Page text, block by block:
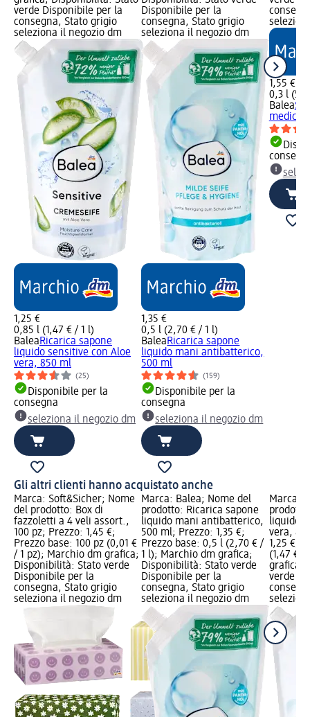
verde Disponibile per la
consegna, Stato grigio
seleziona il negozio dm
1,25 €
0,85 l (1,47 € / 1 l)
BaleaRicarica sapone
liquido sensitive con Aloe
vera, 850 ml
(25)
Disponibile per la
consegna
seleziona il negozio dm
Disponibile per la
consegna, Stato grigio
seleziona il negozio dm
1,35 €
0,5 l (2,70 € / 1 l)
BaleaRicarica sapone
liquido mani antibatterico,
500 ml
(159)
Disponibile per la
consegna
seleziona il negozio dm
1,55 €
0,3 l
Balea
Gli altri clienti hanno acquistato anche
Marca: Soft&Sicher; Nome
del prodotto: Box di
fazzoletti a 4 veli assort.,
100 pz; Prezzo: 1,45 €;
Prezzo base: 100 pz (0,01 €
/ 1 pz); Marchio dm grafica;
Disponibilità: Stato verde
Disponibile per la
consegna, Stato grigio
seleziona il negozio dm
Marca: Balea; Nome del
prodotto: Ricarica sapone
liquido mani antibatterico,
500 ml; Prezzo: 1,35 €;
Prezzo base: 0,5 l (2,70 € /
1 l); Marchio dm grafica;
Disponibilità: Stato verde
Disponibile per la
consegna, Stato grigio
seleziona il negozio dm
Marca:
liquido
vera,
1,25 €;
(1,47 € /
grafica;
verde